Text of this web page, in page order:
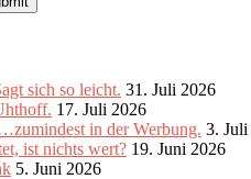
sich so leicht. 31. Juli 2026
17. Juli 2026
in der Werbung. 3.
ist nichts wert? 19. Juni 2026
5. Juni 2026